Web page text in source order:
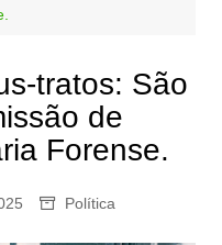
tratos: São
de
Forense.
Política